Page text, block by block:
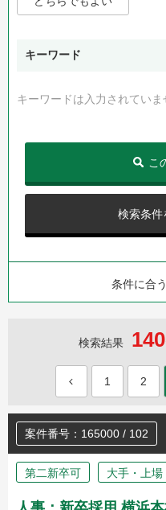
キーワード
キーワードは入力されていま
検索条件
こ
条件に合
検索結果 140
1 2
案件番号：165000 / 102
第二新卒可 大手・上場